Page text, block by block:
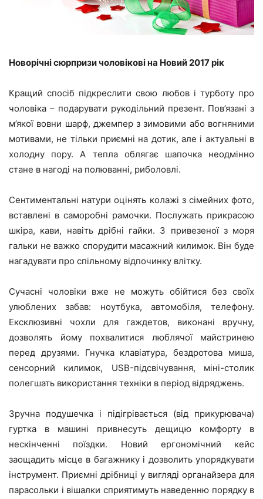
Новорічні сюрпризи чоловікові на Новий 2017 рік
Кращий спосіб підкреслити свою любов і турботу про
чоловіка – подарувати рукодільний презент. Пов’язані з
м’якої вовни шарф, джемпер з зимовими або вогняними
мотивами, не тільки приємні на дотик, але і актуальні в
холодну пору. А тепла облягає шапочка неодмінно
стане в нагоді на полюванні, риболовлі.
Сентиментальні натури оцінять колажі з сімейних фото,
вставлені в саморобні рамочки. Послужать прикрасою
шкіра, кави, навіть дрібні гайки. З привезеної з моря
гальки не важко спорудити масажний килимок. Він буде
нагадувати про спільному відпочинку влітку.
Сучасні чоловіки вже не можуть обійтися без своїх
улюблених забав: ноутбука, автомобіля, телефону.
Ексклюзивні чохли для гаждетов, виконані вручну,
дозволять йому похвалитися люблячої майстринею
перед друзями. Гнучка клавіатура, бездротова миша,
сенсорний килимок, USB-підсвічування, міні-столик
полегшать використання техніки в період відряджень.
Зручна подушечка і підігрівається (від прикурювача)
гуртка в машині привнесуть дещицю комфорту в
нескінченні поїздки. Новий ергономічний кейс
заощадить місце в багажнику і дозволить упорядкувати
інструмент. Приємні дрібниці у вигляді органайзера для
парасольки і вішалки сприятимуть наведенню порядку в